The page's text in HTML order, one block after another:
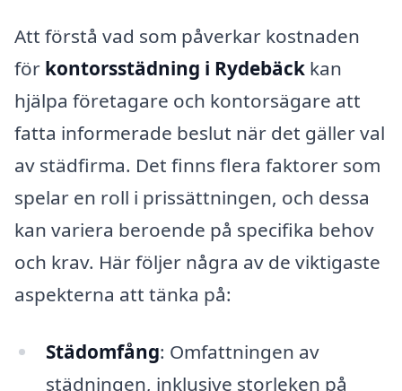
Att förstå vad som påverkar kostnaden
för kontorsstädning i Rydebäck kan
hjälpa företagare och kontorsägare att
fatta informerade beslut när det gäller val
av städfirma. Det finns flera faktorer som
spelar en roll i prissättningen, och dessa
kan variera beroende på specifika behov
och krav. Här följer några av de viktigaste
aspekterna att tänka på:
Städomfång: Omfattningen av
städningen, inklusive storleken på